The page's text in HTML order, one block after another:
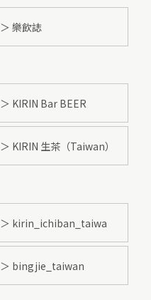
＞ 樂飲誌
＞ KIRIN Bar BEER
＞ KIRIN 生茶（Taiwan）
＞ kirin_ichiban_taiwa
＞ bingjie_taiwan